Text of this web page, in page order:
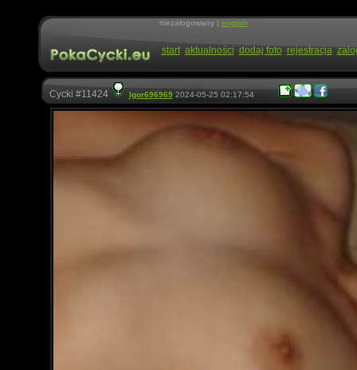
niezalogowany | english
start aktualności dodaj foto rejestracja
Cycki #11424 Igor696969 2024-05-25 02:17:54